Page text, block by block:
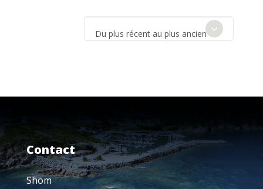
Du plus récent au plus ancien
Contact
Shom